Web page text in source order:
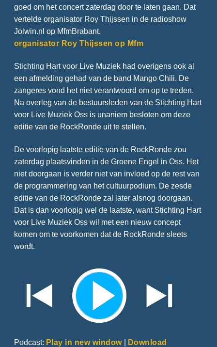
goed om het concert zaterdag door te laten gaan. Dat
vertelde organisator Roy Thijssen in de radioshow
Jolwin.nl op MfmBrabant.
organisator Roy Thijssen op Mfm
Stichting Hart voor Live Muziek had overigens ook al
een afmelding gehad van de band Mango Chili. De
zangeres vond het niet verantwoord om op te treden.
Na overleg van de bestuursleden van de Stichting Hart
voor Live Muziek Oss is unaniem besloten om deze
editie van de RockRonde uit te stellen.
De voorlopig laatste editie van de RockRonde zou
zaterdag plaatsvinden in de Groene Engel in Oss. Het
niet doorgaan is verder niet van invloed op de rest van
de programmering van het cultuurpodium. De zesde
editie van de RockRonde zal later alsnog doorgaan.
Dat is dan voorlopig wel de laatste, want Stichting Hart
voor Live Muziek Oss wil met een nieuw concept
komen om te voorkomen dat de RockRonde sleets
wordt.
Podcast: Play in new window| Download